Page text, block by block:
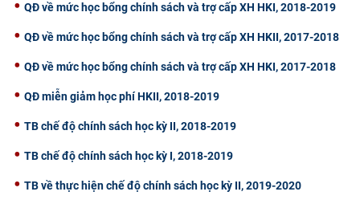
QĐ về mức học bổng chính sách và trợ cấp XH HKI, 2018-2019
QĐ về mức học bổng chính sách và trợ cấp XH HKII, 2017-2018
QĐ về mức học bổng chính sách và trợ cấp XH HKI, 2017-2018
QĐ miễn giảm học phí HKII, 2018-2019
TB chế độ chính sách học kỳ II, 2018-2019
TB chế độ chính sách học kỳ I, 2018-2019
TB về thực hiện chế độ chính sách học kỳ II, 2019-2020